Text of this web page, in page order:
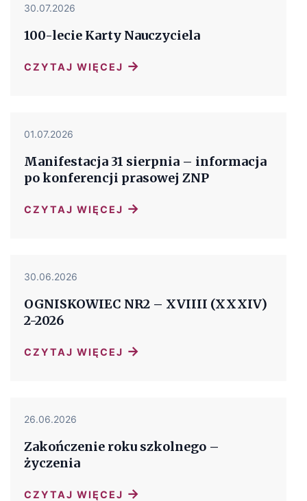
30.07.2026
100-lecie Karty Nauczyciela
CZYTAJ WIĘCEJ →
01.07.2026
Manifestacja 31 sierpnia – informacja
po konferencji prasowej ZNP
CZYTAJ WIĘCEJ →
30.06.2026
OGNISKOWIEC NR2 – XVIIII (XXXIV)
2-2026
CZYTAJ WIĘCEJ →
26.06.2026
Zakończenie roku szkolnego –
życzenia
CZYTAJ WIĘCEJ →